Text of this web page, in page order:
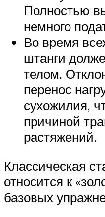
Полностью
немного
Во время
штанги
телом.
перенос
сухожилия,
причиной
растяжений.
Классическая
относится к
базовых